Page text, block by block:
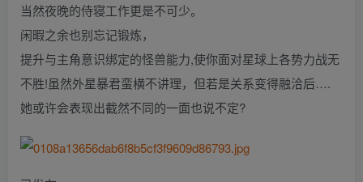
当然夜晚的侍寝工作更是不可少。
闲暇之余也别忘记锻炼，
提升与主角意识绑定的怪兽能力,使你面对星球上各势力战无
不胜!虽然外星暴君蛮横不讲理，但若是关系变得融洽后….
她或许会表现出截然不同的一面也说不定?